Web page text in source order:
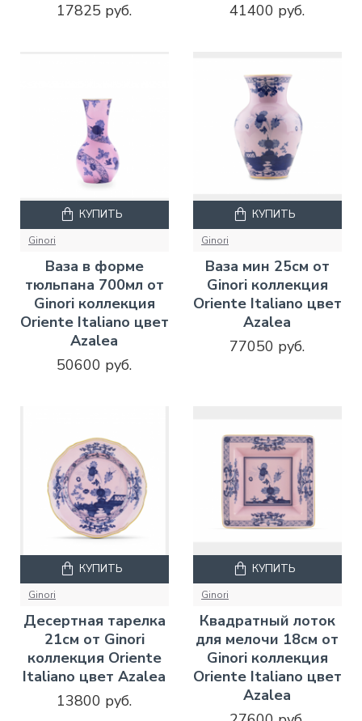
17825 руб.
41400 руб.
Ginori
Ваза в форме
тюльпана 700мл от
Ginori коллекция
Oriente Italiano цвет
Azalea
50600 руб.
КУПИТЬ
Ginori
Ваза мин 25см от
Ginori коллекция
Oriente Italiano цвет
Azalea
77050 руб.
КУПИТЬ
Ginori
Десертная тарелка
21см от Ginori
коллекция Oriente
Italiano цвет Azalea
13800 руб.
КУПИТЬ
Ginori
Квадратный лоток
для мелочи 18см от
Ginori коллекция
Oriente Italiano цвет
Azalea
КУПИТЬ